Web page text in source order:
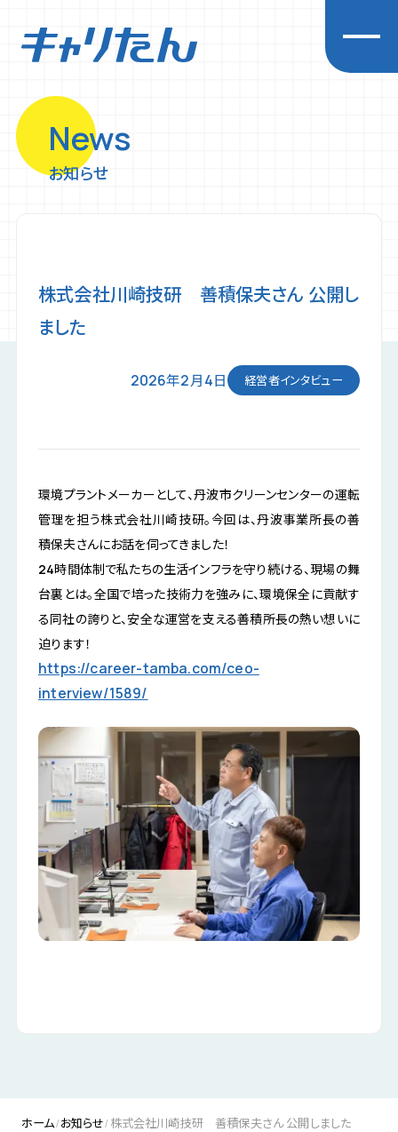
キャリアを探求する
企業一覧
イベント
お知らせ
初めての方へ
お気に入り企業
News
お知らせ
株式会社川崎技研 善積保夫さん 公開し
ました
2026年2月4日 経営者インタビュー
環境プラントメーカーとして、丹波市クリーンセンターの運転
管理を担う株式会社川崎技研。今回は、丹波事業所長の善
積保夫さんにお話を伺ってきました！
24時間体制で私たちの生活インフラを守り続ける、現場の舞
台裏とは。全国で培った技術力を強みに、環境保全に貢献す
る同社の誇りと、安全な運営を支える善積所長の熱い想いに
迫ります！
https://career-tamba.com/ceo-
interview/1589/
ホーム お知らせ 株式会社川崎技研 善積保夫さん 公開しました